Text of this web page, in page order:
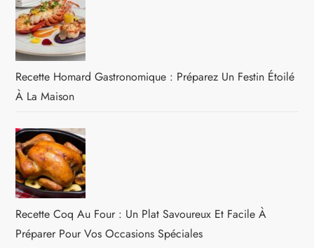
Recette Homard Gastronomique : Préparez Un Festin Étoilé
À La Maison
Recette Coq Au Four : Un Plat Savoureux Et Facile À
Préparer Pour Vos Occasions Spéciales